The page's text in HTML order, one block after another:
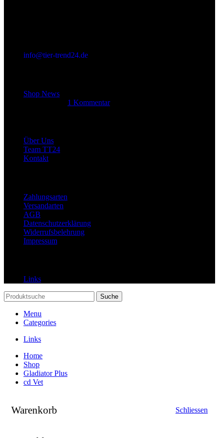
info@tier-trend24.de
Shop News
1 Kommentar
Über Uns
Team TT24
Kontakt
Zahlungsarten
Versandarten
AGB
Datenschutzerklärung
Widerrufsbelehrung
Impressum
Links
Suche
Menu
Categories
Links
Home
Shop
Gladiator Plus
cd Vet
Warenkorb Schliessen